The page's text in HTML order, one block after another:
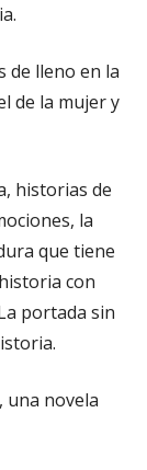
de lleno en la
de la mujer y
historias de
la
que tiene
con
portada sin
Abrir
, una novela